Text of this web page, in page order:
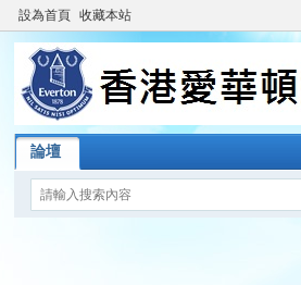
設為首頁 收藏本站
論壇